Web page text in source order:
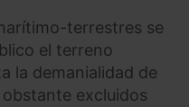
terrestres se
el terreno
la demanialidad de
excluidos